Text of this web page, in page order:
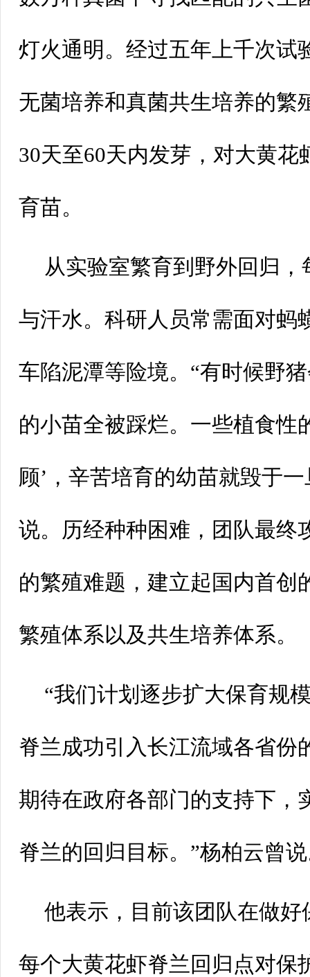
灯火通明。经过五年上千次试
无菌培养和真菌共生培养的繁
30天至60天内发芽，对大黄花
育苗。
从实验室繁育到野外回归
与汗水。科研人员常需面对蚂
车陷泥潭等险境。“有时候野
的小苗全被踩烂。一些植食性
顾’，辛苦培育的幼苗就毁于
说。历经种种困难，团队最终
的繁殖难题，建立起国内首创
繁殖体系以及共生培养体系。
“我们计划逐步扩大保育规
脊兰成功引入长江流域各省份
期待在政府各部门的支持下，
脊兰的回归目标。”杨柏云曾
他表示，目前该团队在做
每个大黄花虾脊兰回归点对保